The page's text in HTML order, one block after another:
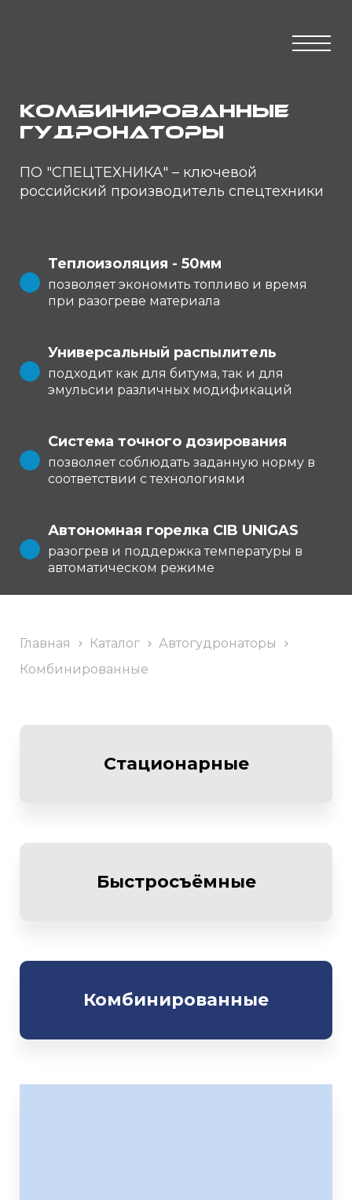
Комбинированные
гудронаторы
ПО "СПЕЦТЕХНИКА" – ключевой
российский производитель спецтехники
Теплоизоляция - 50мм
позволяет экономить топливо и время
при разогреве материала
Универсальный распылитель
подходит как для битума, так и для
эмульсии различных модификаций
Система точного дозирования
позволяет соблюдать заданную норму в
соответствии с технологиями
Автономная горелка CIB UNIGAS
разогрев и поддержка температуры в
автоматическом режиме
Главная Каталог
Автогудронаторы
Комбинированные
Стационарные
Быстросъёмные
Комбинированные